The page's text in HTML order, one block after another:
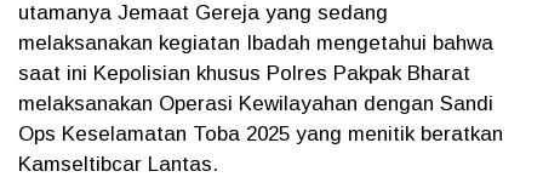
utamanya Jemaat Gereja yang sedang
melaksanakan kegiatan Ibadah mengetahui bahwa
saat ini Kepolisian khusus Polres Pakpak Bharat
melaksanakan Operasi Kewilayahan dengan Sandi
Ops Keselamatan Toba 2025 yang menitik beratkan
Kamseltibcar Lantas.